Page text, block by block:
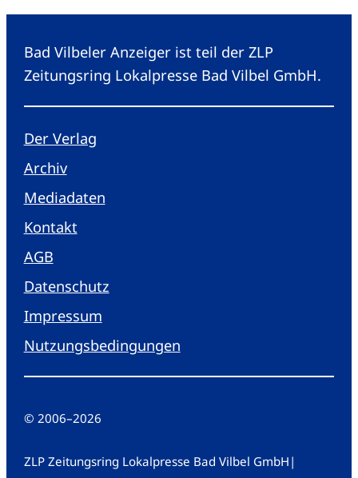
Bad Vilbeler Anzeiger ist teil der ZLP
Zeitungsring Lokalpresse Bad Vilbel GmbH.
Der Verlag
Archiv
Mediadaten
Kontakt
AGB
Datenschutz
Impressum
Nutzungsbedingungen
© 2006–2026
ZLP Zeitungsring Lokalpresse Bad Vilbel GmbH |